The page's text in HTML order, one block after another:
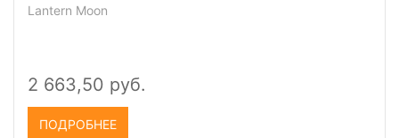
Lantern Moon
2 663,50 руб.
ПОДРОБНЕЕ